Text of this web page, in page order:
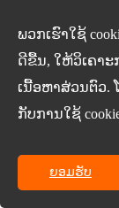
Sundanese
Swahili
Tajik
Tamil
Telugu
Thai
Ukrainian
Vietnamese
Welsh
ພວກເຮົາໃຊ້
ດີຂື້ນ, ໃຫ້ວິເຄາະ
ເນື້ອຫາສ່ວນຕົວ.
ກັບການໃຊ້
ຍອມຮັບ